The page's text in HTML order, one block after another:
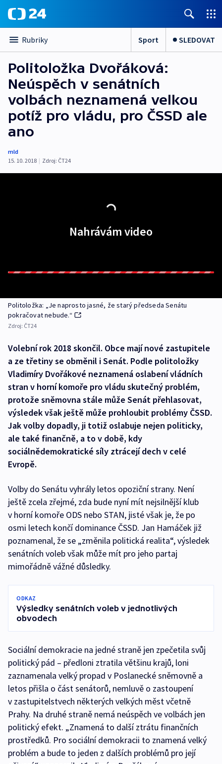
Rubriky Sport SLEDOVAT
Politoložka Dvořáková:
Neúspěch v senátních
volbách neznamená velkou
potíž pro vládu, pro ČSSD ale
ano
mld
15. 10. 2018 | Zdroj: ČT24
Nahrávám video
Politoložka: „Je naprosto jasné, že starý předseda Senátu
pokračovat nebude.“
Zdroj: ČT24
Volební rok 2018 skončil. Obce mají nové zastupitele
a ze třetiny se obměnil i Senát. Podle politoložky
Vladimíry Dvořákové neznamená oslabení vládních
stran v horní komoře pro vládu skutečný problém,
protože sněmovna stále může Senát přehlasovat,
výsledek však ještě může prohloubit problémy ČSSD.
Jak volby dopadly, ji totiž oslabuje nejen politicky,
ale také finančně, a to v době, kdy
sociálnědemokratické síly ztrácejí dech v celé
Evropě.
Volby do Senátu vyhrály letos opoziční strany. Není
ještě zcela zřejmé, zda bude nyní mít nejsilnější klub
v horní komoře ODS nebo STAN, jisté však je, že po
osmi letech končí dominance ČSSD. Jan Hamáček již
poznamenal, že se „změnila politická realita“, výsledek
senátních voleb však může mít pro jeho partaj
mimořádně vážné důsledky.
ODKAZ
Výsledky senátních voleb v jednotlivých
obvodech
Sociální demokracie na jedné straně jen zpečetila svůj
politický pád – předloni ztratila většinu krajů, loni
zaznamenala velký propad v Poslanecké sněmovně a
letos přišla o část senátorů, nemluvě o zastoupení
v zastupitelstvech některých velkých měst včetně
Prahy. Na druhé straně nemá neúspěch ve volbách jen
politický efekt. „Znamená to další ztrátu finančních
prostředků. Pro sociální demokracii to znamená velký
problém a bude to jeden z dalších problémů pro její